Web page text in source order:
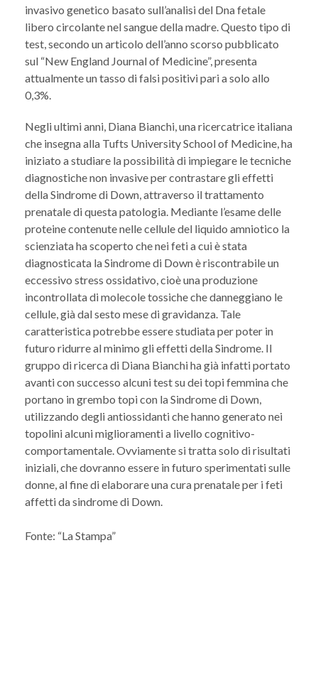
invasivo genetico basato sull’analisi del Dna fetale
libero circolante nel sangue della madre. Questo tipo di
test, secondo un articolo dell’anno scorso pubblicato
sul “New England Journal of Medicine”, presenta
attualmente un tasso di falsi positivi pari a solo allo
0,3%.
Negli ultimi anni, Diana Bianchi, una ricercatrice italiana
che insegna alla Tufts University School of Medicine, ha
iniziato a studiare la possibilità di impiegare le tecniche
diagnostiche non invasive per contrastare gli effetti
della Sindrome di Down, attraverso il trattamento
prenatale di questa patologia. Mediante l’esame delle
proteine contenute nelle cellule del liquido amniotico la
scienziata ha scoperto che nei feti a cui è stata
diagnosticata la Sindrome di Down è riscontrabile un
eccessivo stress ossidativo, cioè una produzione
incontrollata di molecole tossiche che danneggiano le
cellule, già dal sesto mese di gravidanza. Tale
caratteristica potrebbe essere studiata per poter in
futuro ridurre al minimo gli effetti della Sindrome. Il
gruppo di ricerca di Diana Bianchi ha già infatti portato
avanti con successo alcuni test su dei topi femmina che
portano in grembo topi con la Sindrome di Down,
utilizzando degli antiossidanti che hanno generato nei
topolini alcuni miglioramenti a livello cognitivo-
comportamentale. Ovviamente si tratta solo di risultati
iniziali, che dovranno essere in futuro sperimentati sulle
donne, al fine di elaborare una cura prenatale per i feti
affetti da sindrome di Down.
Fonte: “La Stampa”